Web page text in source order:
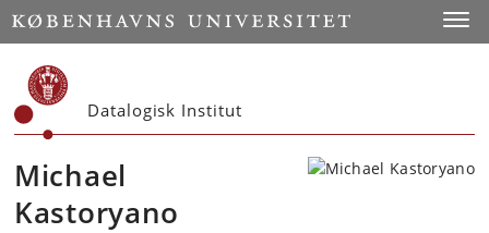
Start
Datalogisk Institut
Michael
Kastoryano